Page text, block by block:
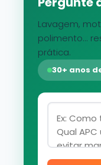
Lavagem,
polimento...
prática.
30+ anos